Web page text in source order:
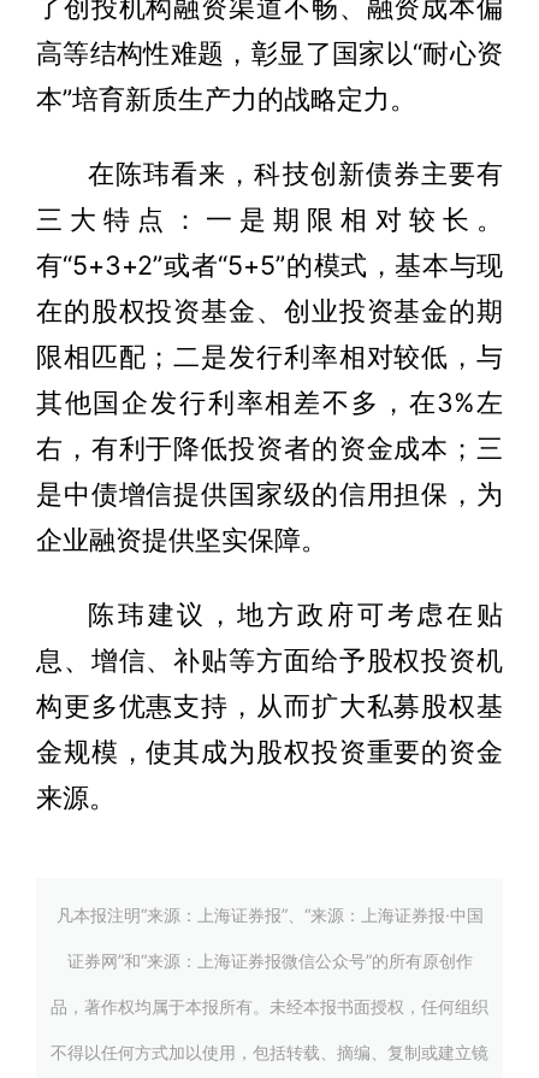
了创投机构融资渠道不畅、融资成本偏
高等结构性难题，彰显了国家以“耐心资
本”培育新质生产力的战略定力。
在陈玮看来，科技创新债券主要有
三大特点：一是期限相对较长。
有“5+3+2”或者“5+5”的模式，基本与现
在的股权投资基金、创业投资基金的期
限相匹配；二是发行利率相对较低，与
其他国企发行利率相差不多，在3%左
右，有利于降低投资者的资金成本；三
是中债增信提供国家级的信用担保，为
企业融资提供坚实保障。
陈玮建议，地方政府可考虑在贴
息、增信、补贴等方面给予股权投资机
构更多优惠支持，从而扩大私募股权基
金规模，使其成为股权投资重要的资金
来源。
凡本报注明“来源：上海证券报”、“来源：上海证券报·中国
证券网”和“来源：上海证券报微信公众号”的所有原创作
品，著作权均属于本报所有。未经本报书面授权，任何组织
不得以任何方式加以使用，包括转载、摘编、复制或建立镜